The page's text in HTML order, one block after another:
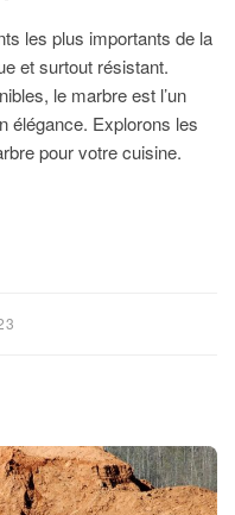
les plus importants de la
et surtout résistant.
le marbre est l’un
élégance. Explorons les
pour votre cuisine.